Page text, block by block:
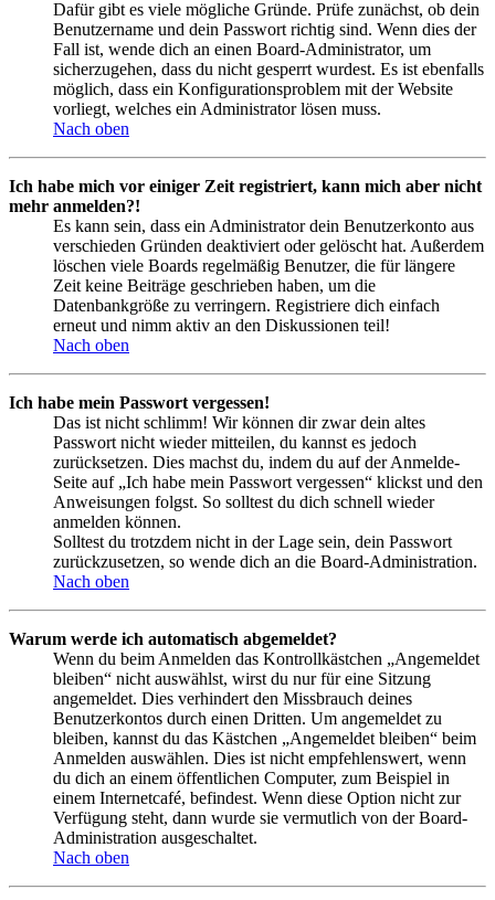
Dafür gibt es viele mögliche Gründe. Prüfe zunächst, ob dein
Benutzername und dein Passwort richtig sind. Wenn dies der
Fall ist, wende dich an einen Board-Administrator, um
sicherzugehen, dass du nicht gesperrt wurdest. Es ist ebenfalls
möglich, dass ein Konfigurationsproblem mit der Website
vorliegt, welches ein Administrator lösen muss.
Nach oben
Ich habe mich vor einiger Zeit registriert, kann mich aber nicht
mehr anmelden?!
Es kann sein, dass ein Administrator dein Benutzerkonto aus
verschieden Gründen deaktiviert oder gelöscht hat. Außerdem
löschen viele Boards regelmäßig Benutzer, die für längere
Zeit keine Beiträge geschrieben haben, um die
Datenbankgröße zu verringern. Registriere dich einfach
erneut und nimm aktiv an den Diskussionen teil!
Nach oben
Ich habe mein Passwort vergessen!
Das ist nicht schlimm! Wir können dir zwar dein altes
Passwort nicht wieder mitteilen, du kannst es jedoch
zurücksetzen. Dies machst du, indem du auf der Anmelde-
Seite auf „Ich habe mein Passwort vergessen“ klickst und den
Anweisungen folgst. So solltest du dich schnell wieder
anmelden können.
Solltest du trotzdem nicht in der Lage sein, dein Passwort
zurückzusetzen, so wende dich an die Board-Administration.
Nach oben
Warum werde ich automatisch abgemeldet?
Wenn du beim Anmelden das Kontrollkästchen „Angemeldet
bleiben“ nicht auswählst, wirst du nur für eine Sitzung
angemeldet. Dies verhindert den Missbrauch deines
Benutzerkontos durch einen Dritten. Um angemeldet zu
bleiben, kannst du das Kästchen „Angemeldet bleiben“ beim
Anmelden auswählen. Dies ist nicht empfehlenswert, wenn
du dich an einem öffentlichen Computer, zum Beispiel in
einem Internetcafé, befindest. Wenn diese Option nicht zur
Verfügung steht, dann wurde sie vermutlich von der Board-
Administration ausgeschaltet.
Nach oben